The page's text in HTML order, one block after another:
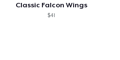
Classic Falcon Wings
$41